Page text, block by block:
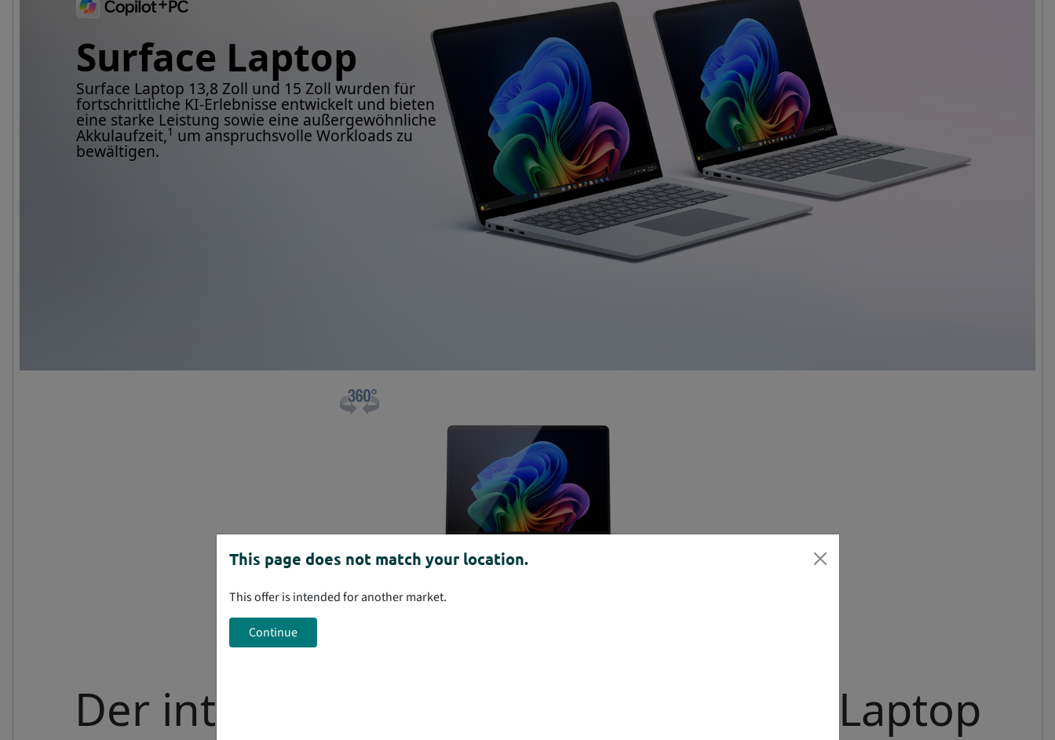
Surface Laptop
Surface Laptop 13,8 Zoll und 15 Zoll wurden für
fortschrittliche KI-Erlebnisse entwickelt und bieten
eine starke Leistung sowie eine außergewöhnliche
Akkulaufzeit,1 um anspruchsvolle Workloads zu
bewältigen.
Der intelligente, schnelle und dünne Laptop
This page does not match your location.
This offer is intended for another market.
Continue